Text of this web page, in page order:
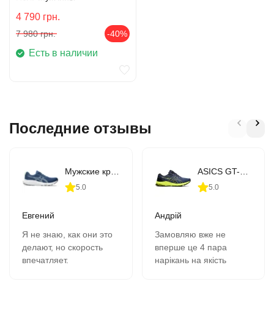
4 790 грн.
7 980 грн. -40%
Есть в наличии
Последние отзывы
5.0
Евгений
Я не знаю, как они это
делают, но скорость
впечатляет.
5.0
Андрій
Замовляю вже не
вперше це 4 пара
нарікань на якість